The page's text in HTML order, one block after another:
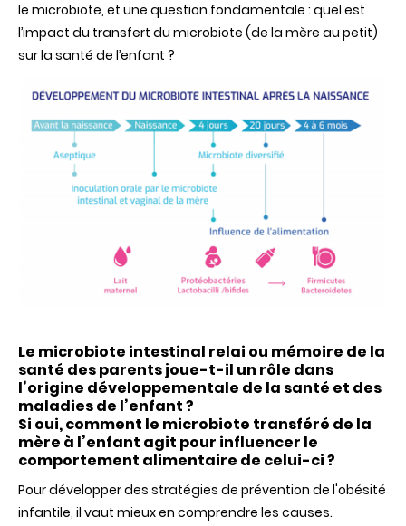
le microbiote, et une question fondamentale : quel est
l’impact du transfert du microbiote (de la mère au petit)
sur la santé de l’enfant ?
Le microbiote intestinal relai ou mémoire de la
santé des parents joue-t-il un rôle dans
l’origine développementale de la santé et des
maladiesde l’enfant ?
Si oui, comment le microbiote transféré de la
mère à l’enfant agit pour influencer le
comportement alimentaire de celui-ci ?
Pour développer des stratégies de prévention de l'obésité
infantile, il vaut mieux en comprendre les causes.